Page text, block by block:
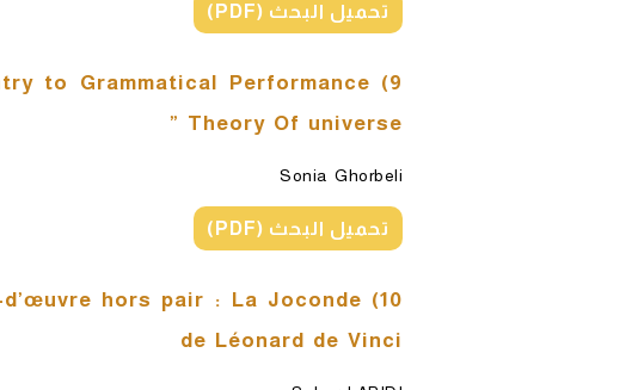
تحميل البحث (PDF)
to Grammatical Performance
Theory Of universe ”
Sonia Ghorbeli
تحميل البحث (PDF)
d’œuvre hors pair : La Joconde
de Léonard de Vinci